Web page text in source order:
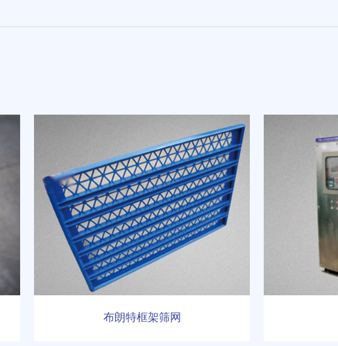
布朗特框架筛网